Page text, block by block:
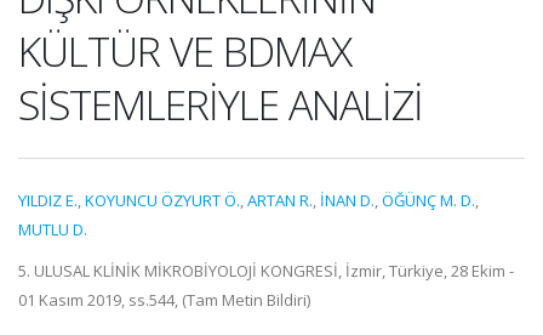
KÜLTÜR VE BDMAX
SİSTEMLERİYLE ANALİZİ
YILDIZ E.,KOYUNCU ÖZYURT Ö.,ARTAN R., İNAN D.,ÖĞÜNÇ M. D.,
MUTLU D.
5. ULUSAL KLİNİK MİKROBİYOLOJİ KONGRESİ, İzmir, Türkiye, 28 Ekim -
01 Kasım 2019, ss.544, (Tam Metin Bildiri)